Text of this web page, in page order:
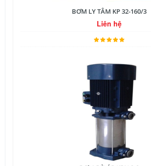
BƠM LY TÂM KP 32-160/3
Liên hệ